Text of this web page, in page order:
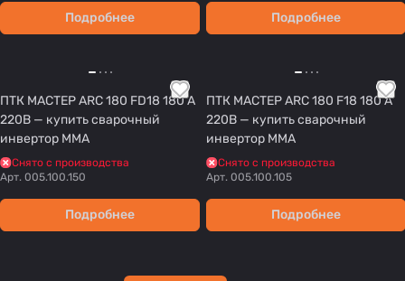
Подробнее Подробнее
ПТК МАСТЕР ARC 180 FD18 180 А
220В — купить сварочный
инвертор MMA
Снято с производства
Арт. 005.100.150
Подробнее
ПТК МАСТЕР ARC 180 F18 180 А
220В — купить сварочный
инвертор MMA
Снято с производства
Арт. 005.100.105
Подробнее